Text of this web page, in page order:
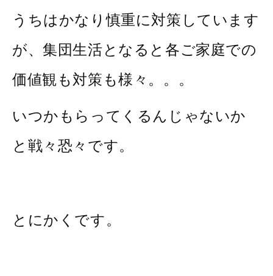
うちはかなり慎重に対策しています
が、集団生活となると各ご家庭での
価値観も対策も様々。。。
いつかもらってくるんじゃないか
と戦々恐々です。
とにかくです。